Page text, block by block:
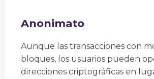
Anonimato
Aunque las transacciones con
bloques, los usuarios pueden
direcciones criptográficas en